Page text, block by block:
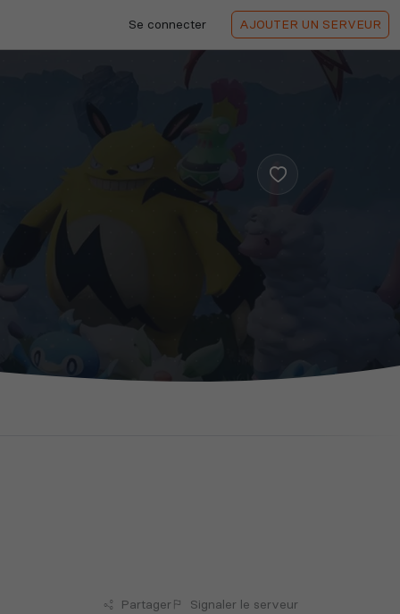
Se connecter AJOUTER UN SERVEUR
Partager Signaler le serveur